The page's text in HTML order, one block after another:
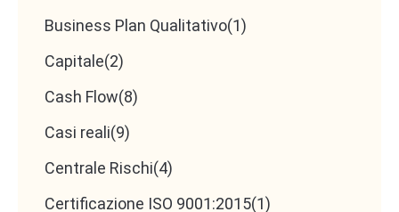
Business Plan Qualitativo(1)
Capitale(2)
Cash Flow(8)
Casi reali(9)
Centrale Rischi(4)
Certificazione ISO 9001:2015(1)